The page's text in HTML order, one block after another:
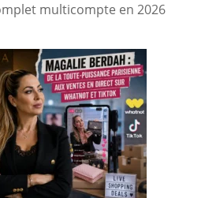
multicompte en 2026